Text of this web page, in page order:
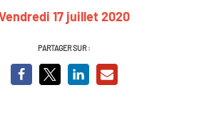
17 juillet 2020
PARTAGER SUR :